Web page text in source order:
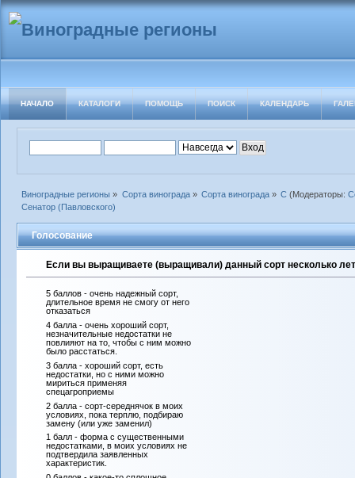
НАЧАЛО КАТАЛОГИ ПОМОЩЬ ПОИСК КАЛЕНДАРЬ
Виноградные регионы » Сорта винограда» Сорта винограда» С (Модераторы:
Сенатор (Павловского)
Голосование
Если вы выращиваете (выращивали) данный сорт несколько
5 баллов - очень надежный сорт,
длительное время не смогу от него
отказаться
4 балла - очень хороший сорт,
незначительные недостатки не
повлияют на то, чтобы с ним можно
было расстаться.
3 балла - хороший сорт, есть
недостатки, но с ними можно
мириться применяя
спецагроприемы
2 балла - сорт-середнячок в моих
условиях, пока терплю, подбираю
замену (или уже заменил)
1 балл - форма с существенными
недостатками, в моих условиях не
подтвердила заявленных
характеристик.